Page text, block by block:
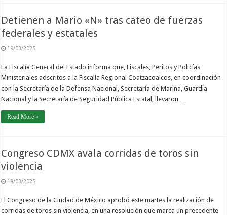
Detienen a Mario «N» tras cateo de fuerzas
federales y estatales
19/03/2025
La Fiscalía General del Estado informa que, Fiscales, Peritos y Policías
Ministeriales adscritos a la Fiscalía Regional Coatzacoalcos, en coordinación
con la Secretaría de la Defensa Nacional, Secretaría de Marina, Guardia
Nacional y la Secretaría de Seguridad Pública Estatal, llevaron …
Read More »
Congreso CDMX avala corridas de toros sin
violencia
18/03/2025
El Congreso de la Ciudad de México aprobó este martes la realización de
corridas de toros sin violencia, en una resolución que marca un precedente